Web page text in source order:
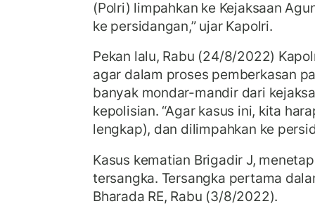
(Polri) limpahkan ke Kejaksaan
ke persidangan,” ujar Kapolri.
Pekan lalu, Rabu (24/8/2022)
agar dalam proses pemberkasan
banyak mondar-mandir dari
kepolisian. “Agar kasus ini, kita
lengkap), dan dilimpahkan ke
Kasus kematian Brigadir J,
tersangka. Tersangka pertama
Bharada RE, Rabu (3/8/2022).